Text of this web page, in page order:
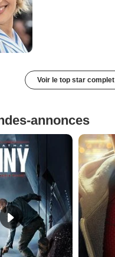
Voir le top star complet
annonces